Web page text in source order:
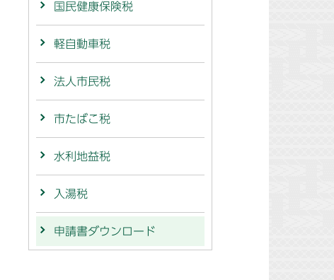
国民健康保険税
軽自動車税
法人市民税
市たばこ税
水利地益税
入湯税
申請書ダウンロード